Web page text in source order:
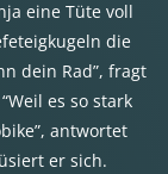
eine Tüte voll
die
dein Rad”, fragt
es so stark
antwortet
er sich.